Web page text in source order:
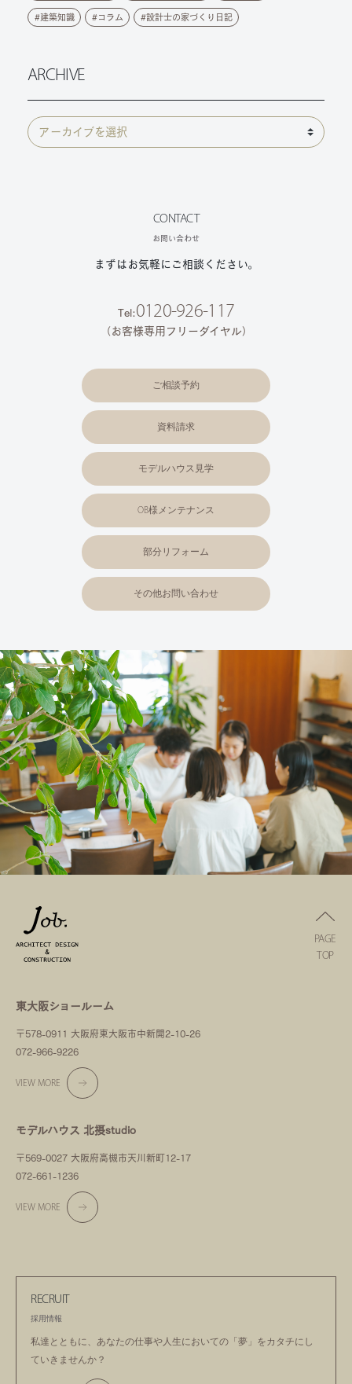
建築知識 コラム 設計士の家づくり日記
ARCHIVE
CONTACT
お問い合わせ
まずはお気軽にご相談ください。
Tel:0120-926-117
（お客様専用フリーダイヤル）
ご相談予約
資料請求
モデルハウス見学
OB様メンテナンス
部分リフォーム
その他お問い合わせ
東大阪ショールーム
〒578-0911 大阪府東大阪市中新開2-10-26
072-966-9226
VIEW MORE
モデルハウス 北摂studio
〒569-0027 大阪府高槻市天川新町12-17
072-661-1236
VIEW MORE
RECRUIT
採用情報
私達とともに、あなたの仕事や人生においての 「夢」をカタチにし
ていきませんか？
PAGE
TOP